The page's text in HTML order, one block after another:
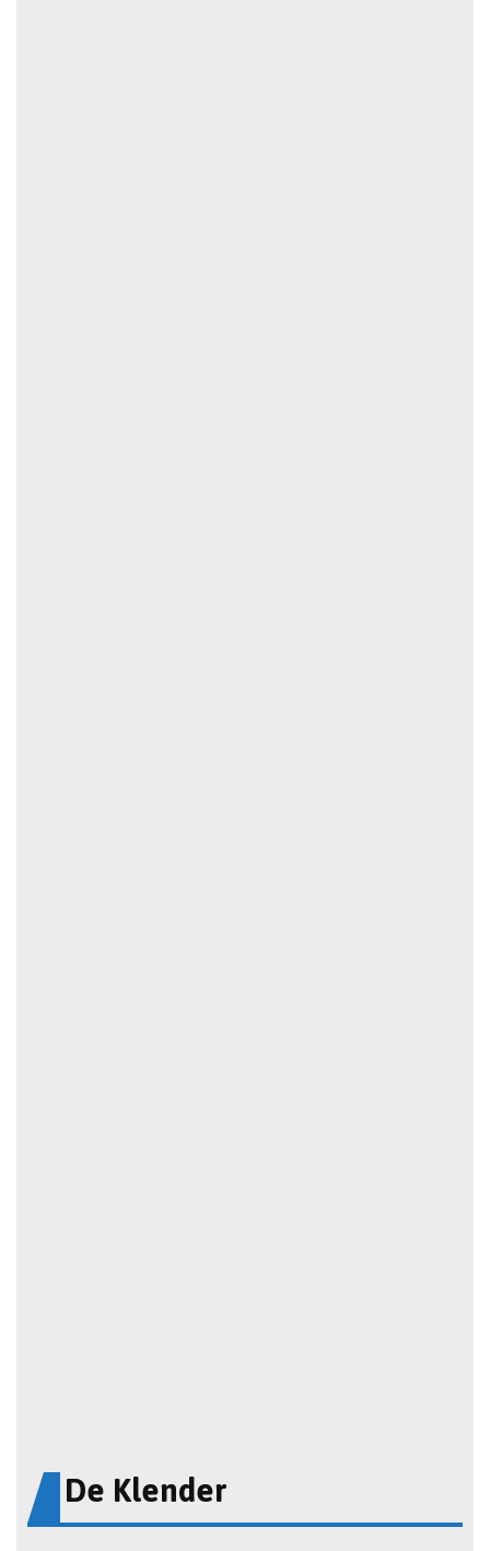
De Klender